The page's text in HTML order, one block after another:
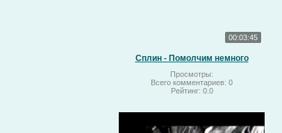
00:03:45
Сплин - Помолчим немного
Просмотры:
Всего комментариев: 0
Рейтинг: 0.0